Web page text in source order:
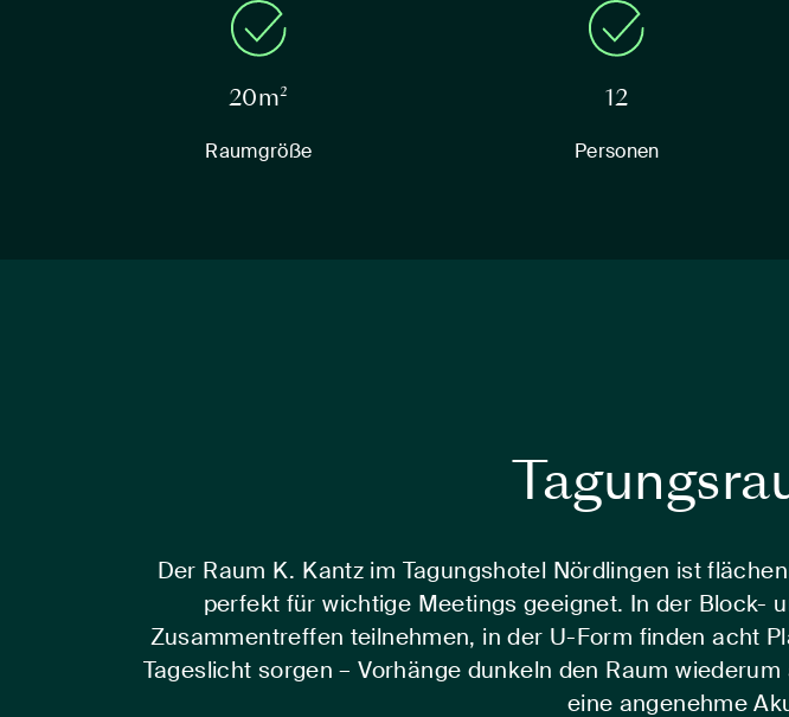
20m²
Raumgröße
12
Personen
Der Raum K. Kantz im Tagungshotel Nördlingen ist
perfekt für wichtige Meetings geeignet. In der Block-
Zusammentreffen teilnehmen, in der U-Form finden acht
Tageslicht sorgen – Vorhänge dunkeln den Raum
eine angenehme